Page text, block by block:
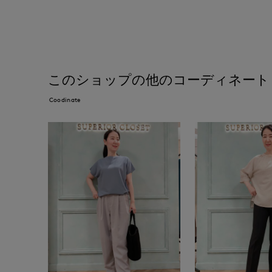
このショップの他のコーディネート
Coodinate